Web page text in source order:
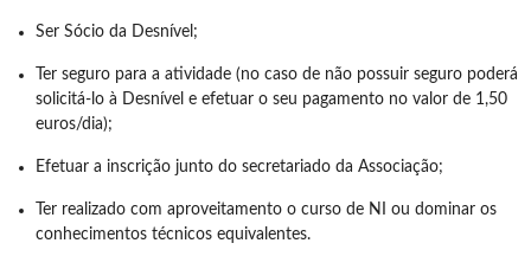
Ser Sócio da Desnível;
Ter seguro para a atividade (no caso de não possuir seguro poderá
solicitá-lo à Desnível e efetuar o seu pagamento no valor de 1,50
euros/dia);
Efetuar a inscrição junto do secretariado da Associação;
Ter realizado com aproveitamento o curso de NI ou dominar os
conhecimentos técnicos equivalentes.